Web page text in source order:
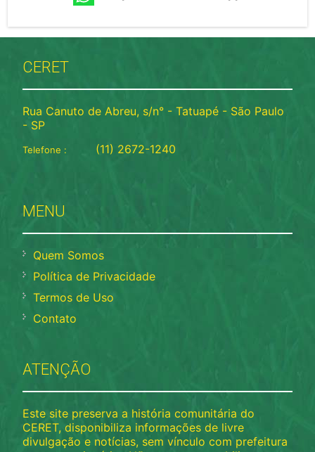
CERET
Rua Canuto de Abreu, s/n° - Tatuapé - São Paulo
- SP
Telefone : (11) 2672-1240
MENU
Quem Somos
Política de Privacidade
Termos de Uso
Contato
ATENÇÃO
Este site preserva a história comunitária do
CERET, disponibiliza informações de livre
divulgação e notícias, sem vínculo com prefeitura